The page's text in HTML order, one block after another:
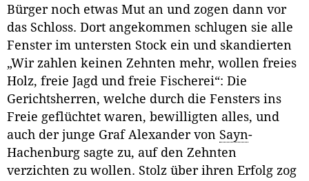
Bürger noch etwas Mut an und zogen dann vor
das Schloss. Dort angekommen schlugen sie alle
Fenster im untersten Stock ein und skandierten
„Wir zahlen keinen Zehnten mehr, wollen freies
Holz, freie Jagd und freie Fischerei“: Die
Gerichtsherren, welche durch die Fensters ins
Freie geflüchtet waren, bewilligten alles, und
auch der junge Graf Alexander von Sayn-
Hachenburg sagte zu, auf den Zehnten
verzichten zu wollen. Stolz über ihren Erfolg zog